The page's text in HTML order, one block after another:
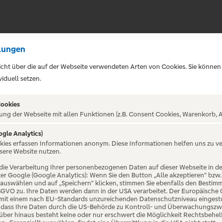
NICHT
über die auf der Webseite verwendeten Arten von Cookies. Sie
setzen.
der Webseite mit allen Funktionen (z.B. Consent Cookies, Warenkorb,
Analytics)
erfassen Informationen anonym. Diese Informationen helfen uns zu
Website nutzen.
Verarbeitung Ihrer personenbezogenen Daten auf dieser Webseite in
Google (Google Analytics): Wenn Sie den Button „Alle akzeptieren“
und auf „Speichern“ klicken, stimmen Sie ebenfalls den
zu. Ihre Daten werden dann in der USA verarbeitet. Der
einem nach EU-Standards unzureichenden Datenschutzniveau
Ihre Daten durch die US-Behörde zu Kontroll- und
hinaus besteht keine oder nur erschwert die Möglichkeit